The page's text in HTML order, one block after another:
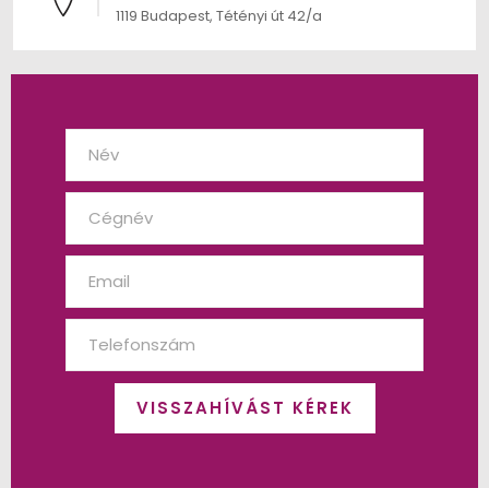
VISSZAHÍVÁST KÉREK
1119 Budapest, Tétényi út 42/a